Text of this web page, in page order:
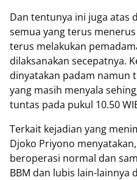
Dan tentunya ini juga atas
semua yang terus
terus melakukan
dilaksanakan secepatnya.
dinyatakan padam namun
yang masih menyala
tuntas pada pukul 10.50
Terkait kejadian yang
Djoko Priyono
beroperasi normal dan
BBM dan lubis lain-lainnya